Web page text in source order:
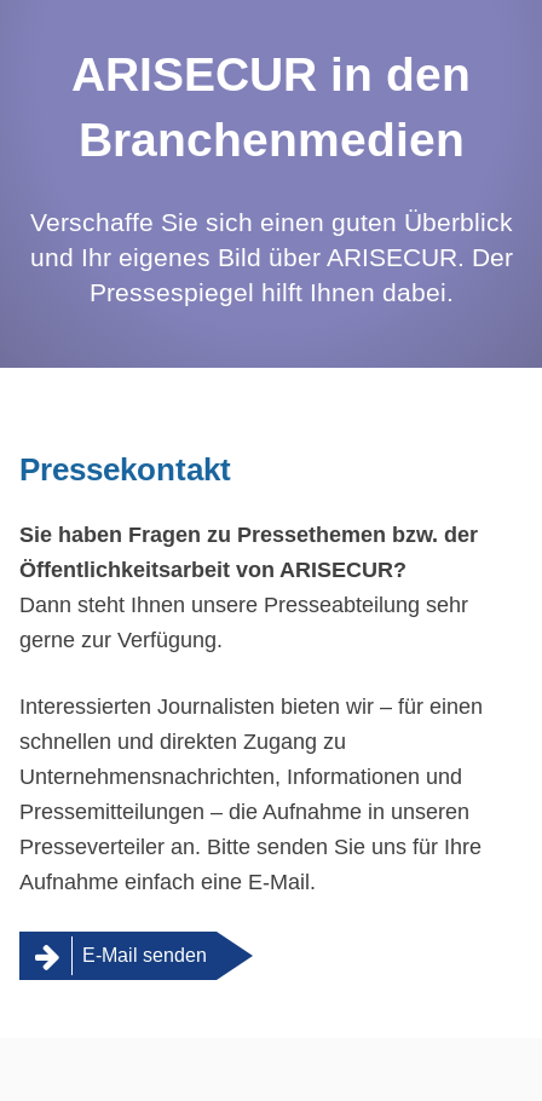
ARISECUR in den
Branchenmedien
Verschaffe Sie sich einen guten Überblick
und Ihr eigenes Bild über ARISECUR. Der
Pressespiegel hilft Ihnen dabei.
Pressekontakt
Sie haben Fragen zu Pressethemen bzw. der
Öffentlichkeitsarbeit von ARISECUR?
Dann steht Ihnen unsere Presseabteilung sehr
gerne zur Verfügung.
Interessierten Journalisten bieten wir – für einen
schnellen und direkten Zugang zu
Unternehmensnachrichten, Informationen und
Pressemitteilungen – die Aufnahme in unseren
Presseverteiler an. Bitte senden Sie uns für Ihre
Aufnahme einfach eine E-Mail.
E-Mail senden